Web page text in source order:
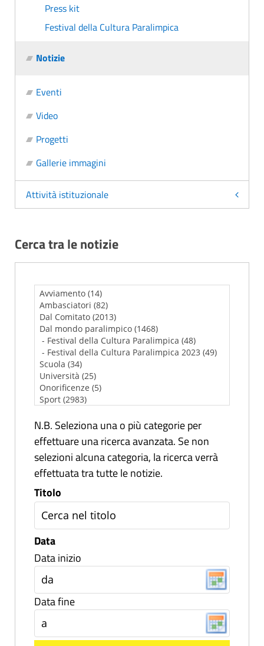
Press kit
Festival della Cultura Paralimpica
Notizie
Eventi
Video
Progetti
Gallerie immagini
Attività istituzionale
Cerca tra le notizie
N.B. Seleziona una o più categorie per
effettuare una ricerca avanzata. Se non
selezioni alcuna categoria, la ricerca verrà
effettuata tra tutte le notizie.
Titolo
Data
Data inizio
Data fine